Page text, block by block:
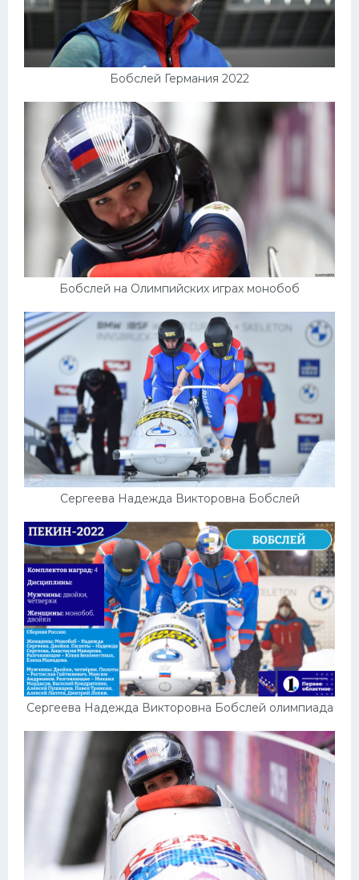
Бобслей Германия 2022
Бобслей на Олимпийских играх монобоб
Сергеева Надежда Викторовна Бобслей
Сергеева Надежда Викторовна Бобслей олимпиада